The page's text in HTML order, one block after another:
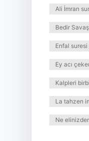
Ali İmran
Bedir
Enfal
Ey acı
Kalpleri
La tahzen
Ne